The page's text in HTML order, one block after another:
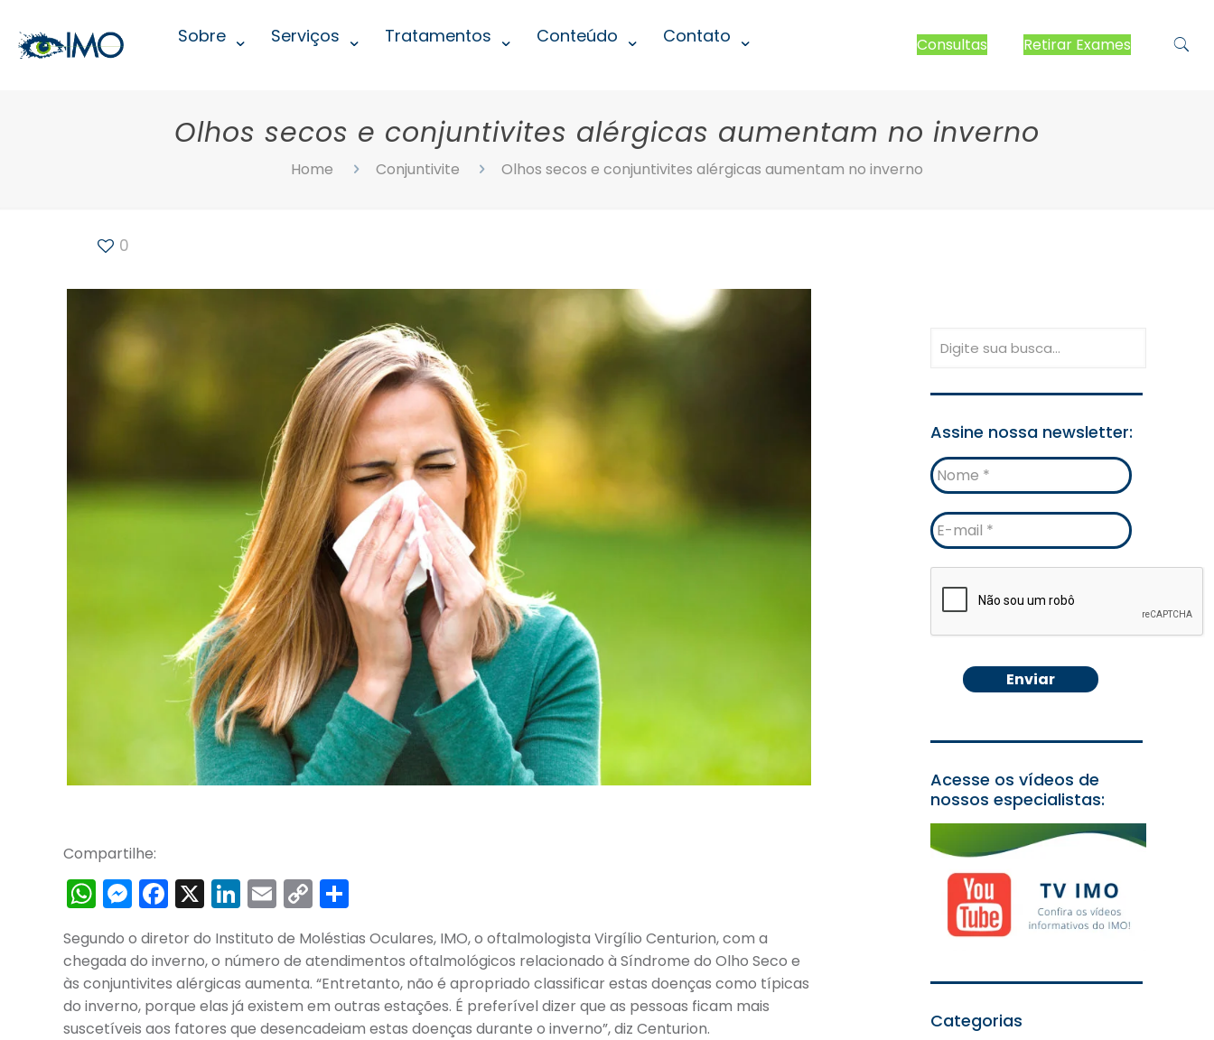
Sobre Serviços Tratamentos Conteúdo Contato Consultas Retirar Exames
Olhos secos e conjuntivites alérgicas aumentam no inverno
Home Conjuntivite Olhos secos e conjuntivites alérgicas aumentam no inverno
0
Compartilhe:
WhatsApp
Messenger
Facebook
X LinkedIn
Email
Copy
Link
Segundo o diretor do Instituto de Moléstias Oculares, IMO, o oftalmologista Virgílio Centurion, com a
chegada do inverno, o número de atendimentos oftalmológicos relacionado à Síndrome do Olho Seco e
às conjuntivites alérgicas aumenta. “Entretanto, não é apropriado classificar estas doenças como típicas
do inverno, porque elas já existem em outras estações. É preferível dizer que as pessoas ficam mais
suscetíveis aos fatores que desencadeiam estas doenças durante o inverno”, diz Centurion.
Assine nossa newsletter:
Nome
E-
mail
Acesse os vídeos de
nossos especialistas:
Categorias